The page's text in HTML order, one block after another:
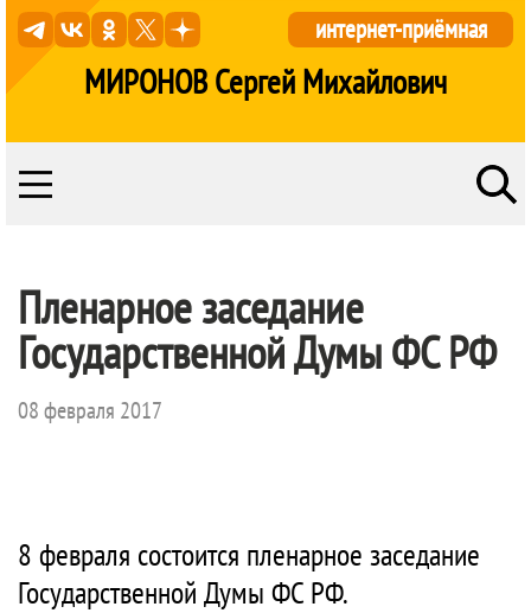
МИРОНОВ Сергей Михайлович
интернет-приёмная
Пленарное заседание
Государственной Думы ФС РФ
08 февраля 2017
8 февраля состоится пленарное заседание
Государственной Думы ФС РФ.